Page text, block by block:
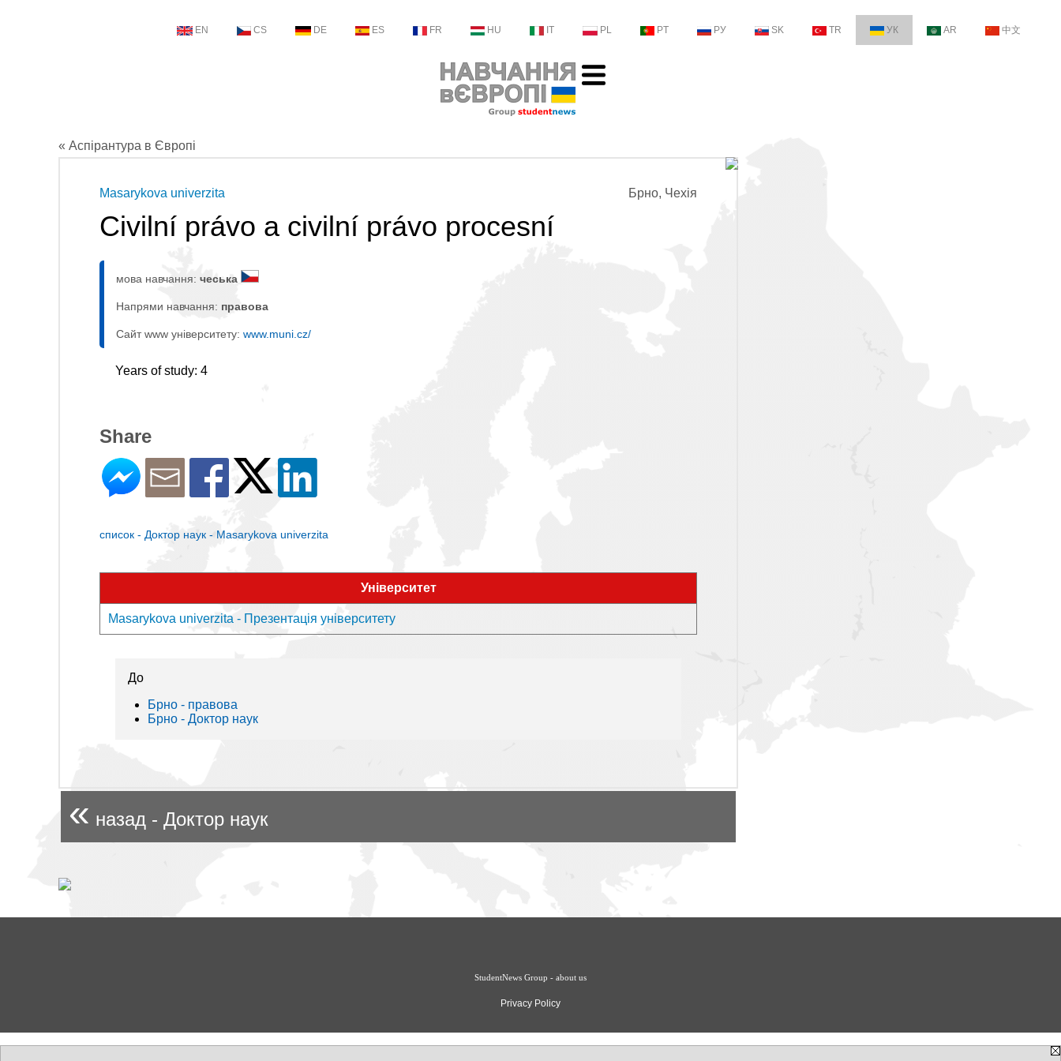
EN CS DE ES FR HU IT PL PT РУ SK TR УК AR 中文
« Аспірантура в Європі
Брно, Чехія
Masarykova univerzita
Civilní právo a civilní právo procesní
мова навчання: чеська
Напрями навчання: правовa
Сайт www університету: www.muni.cz/
Years of study: 4
Share
список - Доктор наук - Masarykova univerzita
Університет
Masarykova univerzita - Презентація університету
До
Брно - правовa
Брно - Доктор наук
« назад - Доктор наук
StudentNews Group - about us
Privacy Policy